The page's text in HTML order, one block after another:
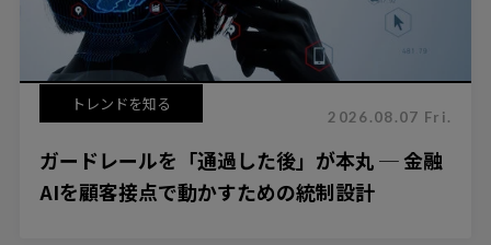
トレンドを知る
2026.08.07 Fri.
ガードレールを「通過した後」が本丸 ─ 金融
AIを顧客接点で動かすための統制設計